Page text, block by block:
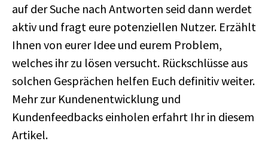
auf der Suche nach Antworten seid dann werdet
aktiv und fragt eure potenziellen Nutzer. Erzählt
Ihnen von eurer Idee und eurem Problem,
welches ihr zu lösen versucht. Rückschlüsse aus
solchen Gesprächen helfen Euch definitiv weiter.
Mehr zur Kundenentwicklung und
Kundenfeedbacks einholen erfahrt Ihr in diesem
Artikel.